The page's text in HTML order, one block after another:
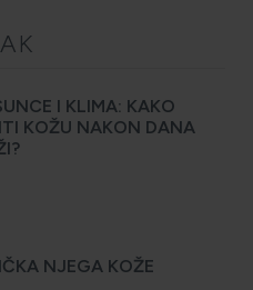
I KLIMA: KAKO
KOŽU NAKON DANA
NJEGA KOŽE